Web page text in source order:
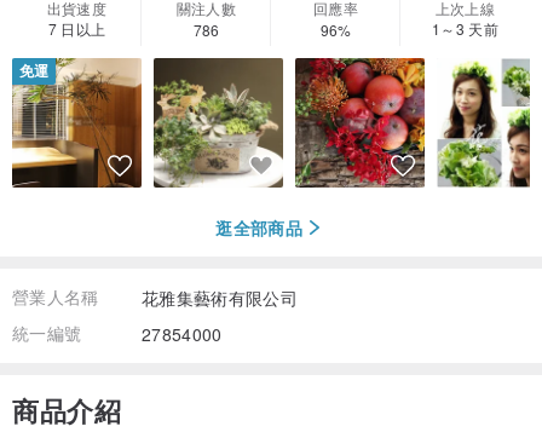
出貨速度
7 日以上
關注人數
786
回應率
96%
上次上線
1～3 天前
免運
逛全部商品
營業人名稱
花雅集藝術有限公司
統一編號
27854000
商品介紹